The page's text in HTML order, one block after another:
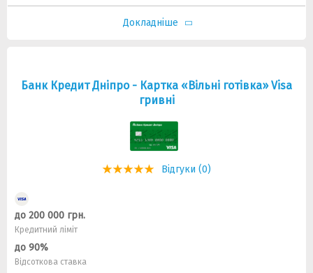
Докладніше
Банк Кредит Дніпро - Картка «Вільні готівка» Visa
гривні
Відгуки (0)
до 200 000 грн.
Кредитний ліміт
до 90%
Відсоткова ставка